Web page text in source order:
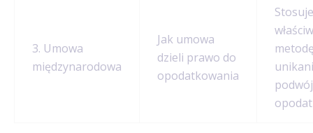
3. Umowa
międzynarodowa
Jak umowa
dzieli prawo do
opodatkowania